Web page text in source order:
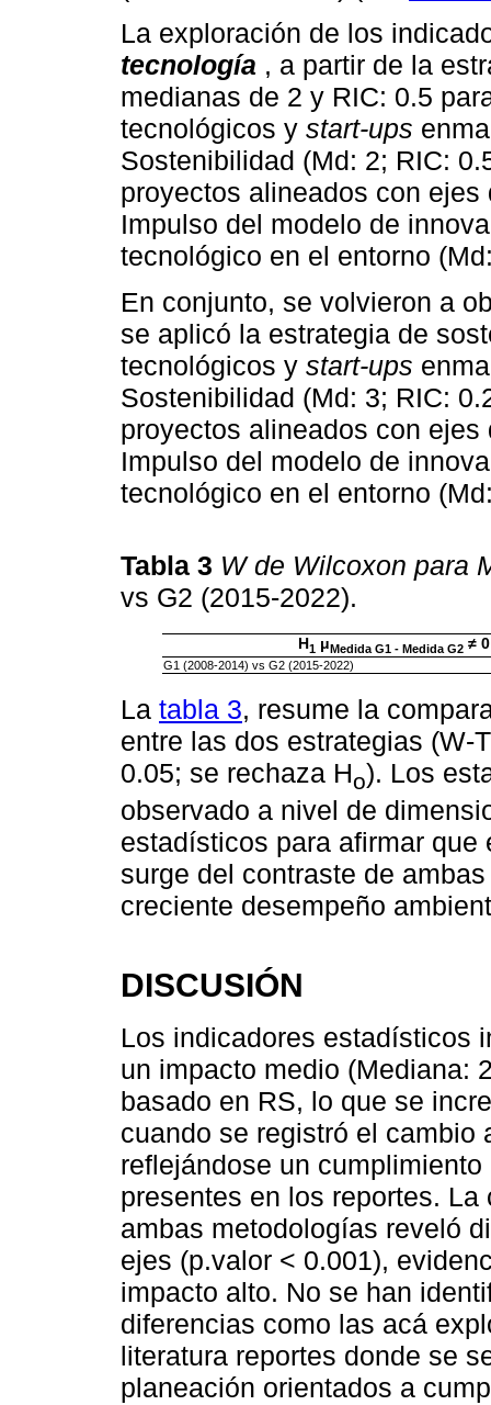
La exploración de los
tecnología , a partir de la
medianas de 2 y RIC: 0.5
tecnológicos y start-ups
Sostenibilidad (Md: 2; RIC:
proyectos alineados con
Impulso del modelo de
tecnológico en el entorno
En conjunto, se volvieron a
se aplicó la estrategia de
tecnológicos y start-ups
Sostenibilidad (Md: 3; RIC:
proyectos alineados con
Impulso del modelo de
tecnológico en el entorno
Tabla 3 W de Wilcoxon para
vs G2 (2015-2022).
H1 μMedida G1 - Medida G2≠ 0
G1 (2008-2014) vs G2 (2015-2022)
La tabla 3, resume la
entre las dos estrategias (W-
0.05; se rechaza Ho). Los
observado a nivel de
estadísticos para afirmar
surge del contraste de
creciente desempeño
DISCUSIÓN
Los indicadores estadísticos
un impacto medio (Mediana:
basado en RS, lo que se
cuando se registró el cambio
reflejándose un
presentes en los reportes.
ambas metodologías reveló
ejes (p.valor < 0.001),
impacto alto. No se han
diferencias como las acá
literatura reportes donde se
planeación orientados a